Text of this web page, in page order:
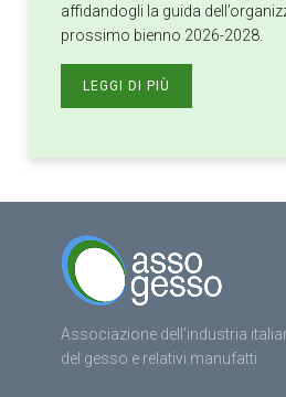
affidandogli la guida
prossimo bienno 2026-2028.
LEGGI DI PIÙ
Associazione dell’industria
del gesso e relativi manufatti